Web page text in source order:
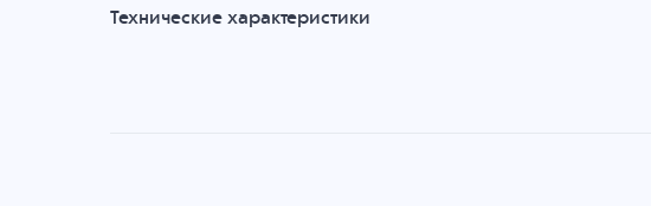
Технические характеристики